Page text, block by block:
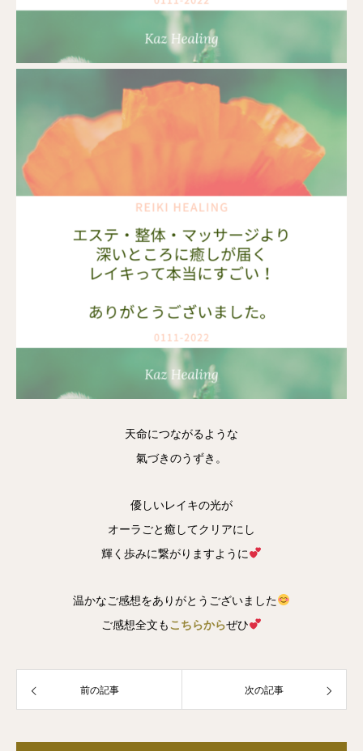
天命につながるような
氣づきのうずき。
優しいレイキの光が
オーラごと癒してクリアにし
輝く歩みに繋がりますように
温かなご感想をありがとうございました
ご感想全文もこちらからぜひ
前の記事 次の記事